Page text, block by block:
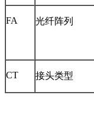
FA 光纤阵列
CT 接头类型